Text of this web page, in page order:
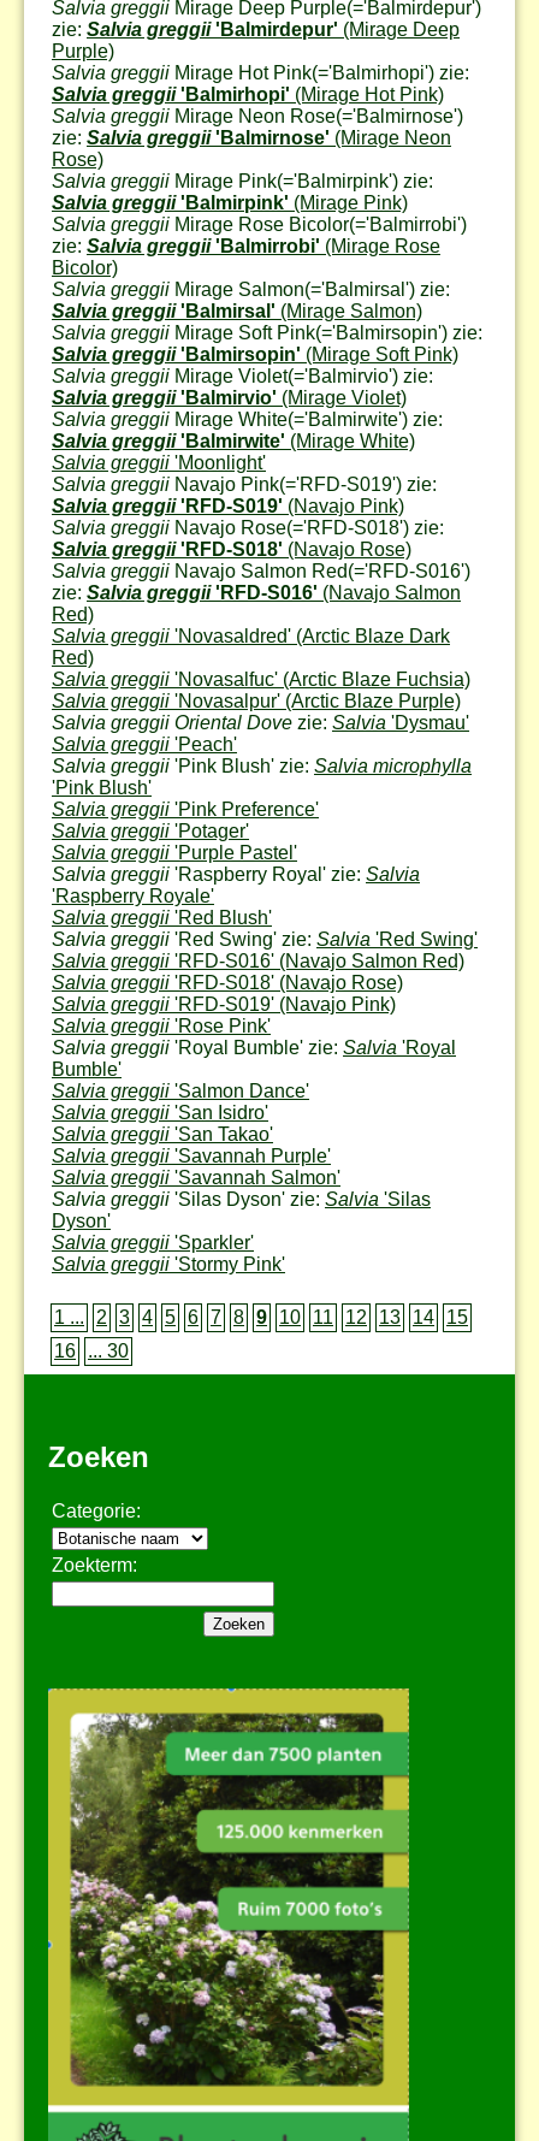
Salvia greggii Mirage Deep Purple(='Balmirdepur')
zie: Salvia greggii'Balmirdepur' (Mirage Deep
Purple)
Salvia greggii Mirage Hot Pink(='Balmirhopi') zie:
Salvia greggii'Balmirhopi' (Mirage Hot Pink)
Salvia greggii Mirage Neon Rose(='Balmirnose')
zie: Salvia greggii'Balmirnose' (Mirage Neon
Rose)
Salvia greggii Mirage Pink(='Balmirpink') zie:
Salvia greggii'Balmirpink' (Mirage Pink)
Salvia greggii Mirage Rose Bicolor(='Balmirrobi')
zie: Salvia greggii'Balmirrobi' (Mirage Rose
Bicolor)
Salvia greggii Mirage Salmon(='Balmirsal') zie:
Salvia greggii'Balmirsal' (Mirage Salmon)
Salvia greggii Mirage Soft Pink(='Balmirsopin') zie:
Salvia greggii'Balmirsopin' (Mirage Soft Pink)
Salvia greggii Mirage Violet(='Balmirvio') zie:
Salvia greggii'Balmirvio' (Mirage Violet)
Salvia greggii Mirage White(='Balmirwite') zie:
Salvia greggii'Balmirwite' (Mirage White)
Salvia greggii 'Moonlight'
Salvia greggii Navajo Pink(='RFD-S019') zie:
Salvia greggii'RFD-S019' (Navajo Pink)
Salvia greggii Navajo Rose(='RFD-S018') zie:
Salvia greggii'RFD-S018' (Navajo Rose)
Salvia greggii Navajo Salmon Red(='RFD-S016')
zie: Salvia greggii'RFD-S016' (Navajo Salmon
Red)
Salvia greggii 'Novasaldred' (Arctic Blaze Dark
Red)
Salvia greggii 'Novasalfuc' (Arctic Blaze Fuchsia)
Salvia greggii 'Novasalpur' (Arctic Blaze Purple)
Salvia greggii Oriental Dove zie: Salvia 'Dysmau'
Salvia greggii 'Peach'
Salvia greggii 'Pink Blush' zie: Salvia microphylla
'Pink Blush'
Salvia greggii 'Pink Preference'
Salvia greggii 'Potager'
Salvia greggii 'Purple Pastel'
Salvia greggii 'Raspberry Royal' zie: Salvia
'Raspberry Royale'
Salvia greggii 'Red Blush'
Salvia greggii 'Red Swing' zie: Salvia 'Red Swing'
Salvia greggii 'RFD-S016' (Navajo Salmon Red)
Salvia greggii 'RFD-S018' (Navajo Rose)
Salvia greggii 'RFD-S019' (Navajo Pink)
Salvia greggii 'Rose Pink'
Salvia greggii 'Royal Bumble' zie: Salvia 'Royal
Bumble'
Salvia greggii 'Salmon Dance'
Salvia greggii 'San Isidro'
Salvia greggii 'San Takao'
Salvia greggii 'Savannah Purple'
Salvia greggii 'Savannah Salmon'
Salvia greggii 'Silas Dyson' zie: Salvia 'Silas
Dyson'
Salvia greggii 'Sparkler'
Salvia greggii 'Stormy Pink'
1 ... 2 3 4 5 6 7 8 9 10 11 12 13 14
15
16
... 30
Zoeken
Categorie:
Zoekterm: